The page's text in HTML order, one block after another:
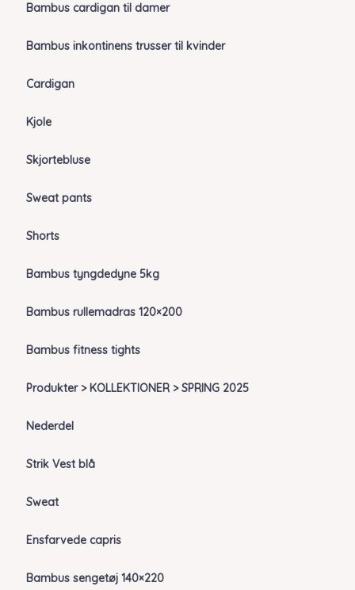
Bambus cardigan til damer
Bambus inkontinens trusser til kvinder
Cardigan
Kjole
Skjortebluse
Sweat pants
Shorts
Bambus tyngdedyne 5kg
Bambus rullemadras 120×200
Bambus fitness tights
Produkter > KOLLEKTIONER > SPRING 2025
Nederdel
Strik Vest blå
Sweat
Ensfarvede capris
Bambus sengetøj 140×220